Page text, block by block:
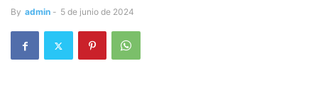
By admin - 5 de junio de 2024